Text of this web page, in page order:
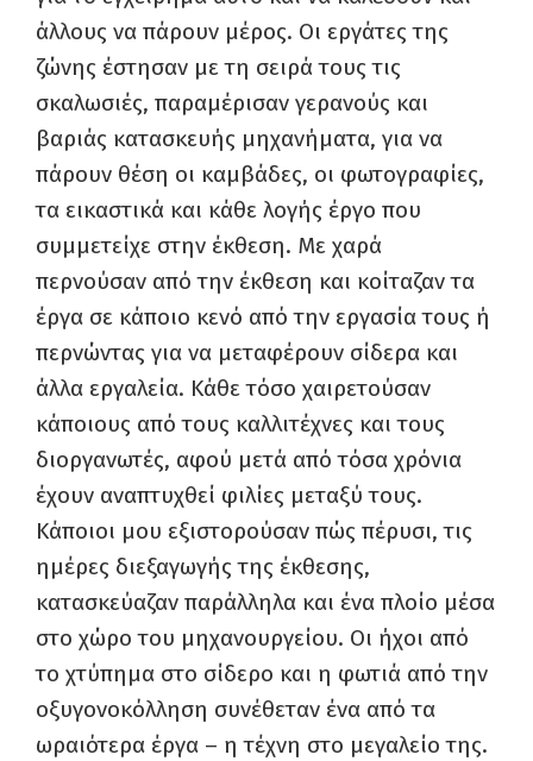
άλλους να πάρουν μέρος. Οι εργάτες της
ζώνης έστησαν με τη σειρά τους τις
σκαλωσιές, παραμέρισαν γερανούς και
βαριάς κατασκευής μηχανήματα, για να
πάρουν θέση οι καμβάδες, οι φωτογραφίες,
τα εικαστικά και κάθε λογής έργο που
συμμετείχε στην έκθεση. Με χαρά
περνούσαν από την έκθεση και κοίταζαν τα
έργα σε κάποιο κενό από την εργασία τους ή
περνώντας για να μεταφέρουν σίδερα και
άλλα εργαλεία. Κάθε τόσο χαιρετούσαν
κάποιους από τους καλλιτέχνες και τους
διοργανωτές, αφού μετά από τόσα χρόνια
έχουν αναπτυχθεί φιλίες μεταξύ τους.
Κάποιοι μου εξιστορούσαν πώς πέρυσι, τις
ημέρες διεξαγωγής της έκθεσης,
κατασκεύαζαν παράλληλα και ένα πλοίο μέσα
στο χώρο του μηχανουργείου. Οι ήχοι από
το χτύπημα στο σίδερο και η φωτιά από την
οξυγονοκόλληση συνέθεταν ένα από τα
ωραιότερα έργα – η τέχνη στο μεγαλείο της.